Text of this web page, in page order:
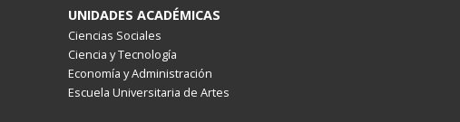
UNIDADES ACADÉMICAS
Ciencias Sociales
Ciencia y Tecnología
Economía y Administración
Escuela Universitaria de Artes